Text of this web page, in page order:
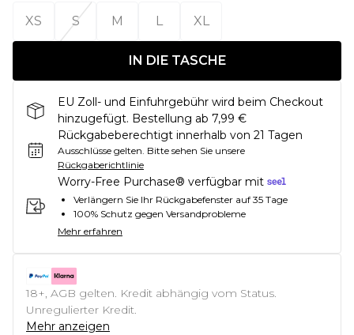
XS
S M L XL
IN DIE TASCHE
EU Zoll- und Einfuhrgebühr wird beim Checkout
hinzugefügt. Bestellung ab 7,99 €
Rückgabeberechtigt innerhalb von 21 Tagen
Ausschlüsse gelten. Bitte sehen Sie unsere
Rückgaberichtlinie
Worry-Free Purchase® verfügbar mit
Verlängern Sie Ihr Rückgabefenster auf 35 Tage
100% Schutz gegen Versandprobleme
Mehr erfahren
18+, AGB gelten. Kredit abhängig vom Status.
Unregulierter Kredit.
Mehr anzeigen